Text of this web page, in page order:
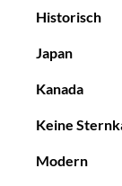
Historisch
Japan
Kanada
Keine
Modern